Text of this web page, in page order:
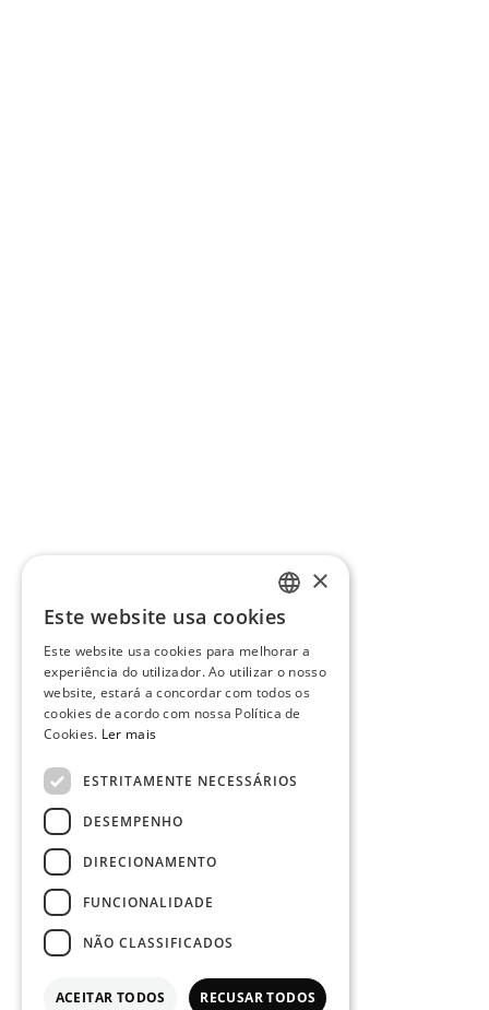
PORTUGUESE
ENGLISH
×
Este website usa cookies
Este website usa cookies para melhorar a
experiência do utilizador. Ao utilizar o nosso
website, estará a concordar com todos os
cookies de acordo com nossa Política de
Cookies. Ler mais
ESTRITAMENTE NECESSÁRIOS
DESEMPENHO
DIRECIONAMENTO
FUNCIONALIDADE
NÃO CLASSIFICADOS
ACEITAR TODOS RECUSAR TODOS